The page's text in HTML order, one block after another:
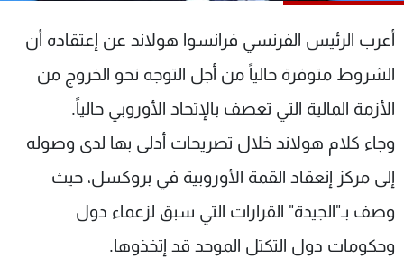
أعرب الرئيس الفرنسي فرانسوا هولاند عن إعتقاده أن
الشروط متوفرة حالياً من أجل التوجه نحو الخروج من
الأزمة المالية التي تعصف بالإتحاد الأوروبي حالياً.
وجاء كلام هولاند خلال تصريحات أدلى بها لدى وصوله
إلى مركز إنعقاد القمة الأوروبية في بروكسل، حيث
وصف بـ"الجيدة" القرارات التي سبق لزعماء دول
وحكومات دول التكتل الموحد قد إتخذوها.
الترددات
الإنـتـاج
لاعلاناتكم
تواصل معنا
شروط الإسـتخدام
سياسة الخصوصية